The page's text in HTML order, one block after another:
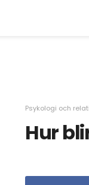
Psykologi och
Hur